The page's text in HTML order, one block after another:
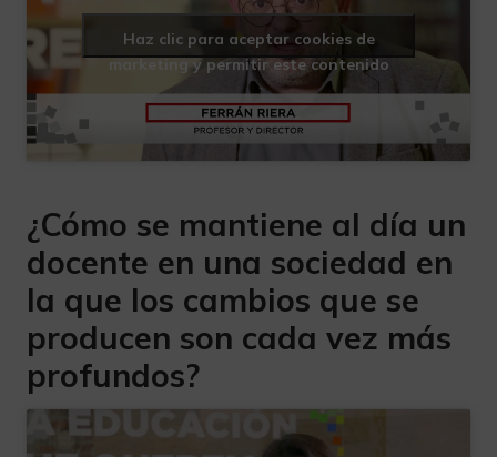
Haz clic para aceptar cookies de
marketing y permitir este contenido
¿Cómo se mantiene al día un
docente en una sociedad en
la que los cambios que se
producen son cada vez más
profundos?